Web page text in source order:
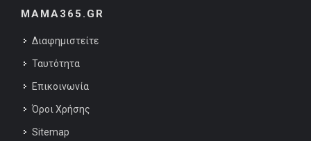
MAMA365.GR
Διαφημιστείτε
Ταυτότητα
Επικοινωνία
Όροι Χρήσης
Sitemap